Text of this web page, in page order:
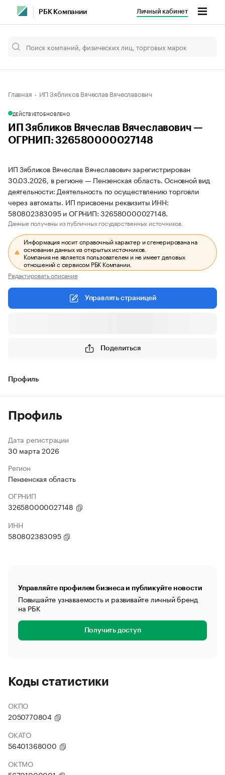
РБК Компании Личный кабинет
Главная ИП Зябликов Вячеслав Вячеславович
ДЕЙСТВУЕТОБНОВЛЕНО
ИП Зябликов Вячеслав Вячеславович —
ОГРНИП: 326580000027148
ИП Зябликов Вячеслав Вячеславович зарегистрирован
30.03.2026, в регионе — Пензенская область. Основной вид
деятельности: Деятельность по осуществлению торговли
через автоматы. ИП присвоены реквизиты ИНН:
580802383095 и ОГРНИП: 326580000027148.
Данные получены из публичных государственных источников.
Информация носит справочный характер и сгенерирована на
основании данных из открытых источников.
Компания не является пользователем и не имеет деловых
отношений с сервисом РБК Компании.
Редактировать описание
Управлять страницей
Поделиться
Профиль
Профиль
Дата регистрации
30 марта 2026
Регион
Пензенская область
ОГРНИП
326580000027148
ИНН
580802383095
Управляйте профилем бизнеса и публикуйте новости
Повышайте узнаваемость и развивайте личный бренд
на РБК
Получить доступ
Коды статистики
ОКПО
2050770804
ОКАТО
56401368000
ОКТМО